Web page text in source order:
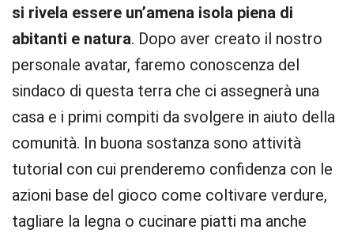
si rivela essere un’amena isola piena di
abitanti e natura. Dopo aver creato il nostro
personale avatar, faremo conoscenza del
sindaco di questa terra che ci assegnerà una
casa e i primi compiti da svolgere in aiuto della
comunità. In buona sostanza sono attività
tutorial con cui prenderemo confidenza con le
azioni base del gioco come coltivare verdure,
tagliare la legna o cucinare piatti ma anche